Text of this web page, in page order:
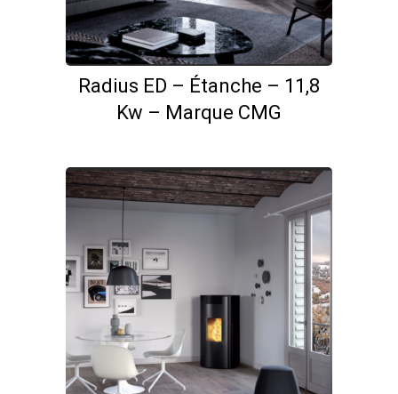
Radius ED – Étanche – 11,8
Kw – Marque CMG